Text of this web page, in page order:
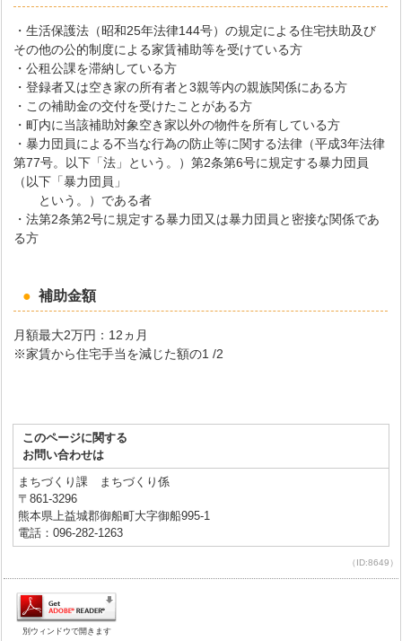
・生活保護法（昭和25年法律144号）の規定による住宅扶助及び
その他の公的制度による家賃補助等を受けている方
・公租公課を滞納している方
・登録者又は空き家の所有者と3親等内の親族関係にある方
・この補助金の交付を受けたことがある方
・町内に当該補助対象空き家以外の物件を所有している方
・暴力団員による不当な行為の防止等に関する法律（平成3年法律
第77号。以下「法」という。）第2条第6号に規定する暴力団員
（以下「暴力団員」
という。）である者
・法第2条第2号に規定する暴力団又は暴力団員と密接な関係であ
る方
補助金額
月額最大2万円：12ヵ月
※家賃から住宅手当を減じた額の1 /2
このページに関する
お問い合わせは
まちづくり課 まちづくり係
〒861-3296
熊本県上益城郡御船町大字御船995-1
電話：096-282-1263
（ID:8649）
別ウィンドウで開きます